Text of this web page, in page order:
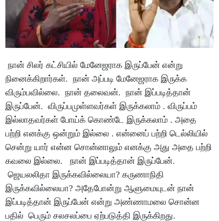
நான் சிலர் கட்சியில் மேனேஜராக இருப்பேன் என்று
நினைக்கிறார்கள். நான் அப்படி மேனேஜராக இருக்க
விரும்பவில்லை. நான் தலைவன். நான் இப்படித்தான்
இருப்பேன். விருப்பமுள்ளவர்கள் இருக்கலாம் . விருப்பம்
இல்லாதவர்கள் போய்க் கொண்டே இருக்கலாம் . அதை
பற்றி எனக்கு ஒன்றும் இல்லை . என்னைப் பற்றி டெல்லியில்
சென்று யார் என்ன சொன்னாலும் எனக்கு அது அதை பற்றி
கவலை இல்லை. நான் இப்படித்தான் இருப்பேன்.
ஜெயலலிதா இருக்கவில்லையா? கருணாநிதி
இருக்கவில்லையா? அதேபோன்று ஆளுமையுடன் நான்
இப்படித்தான் இருப்பேன் என்று அண்ணாமலை சொன்ன
பதில் பெரும் சலசலப்பை ஏற்படுத்தி இருக்கிறது.